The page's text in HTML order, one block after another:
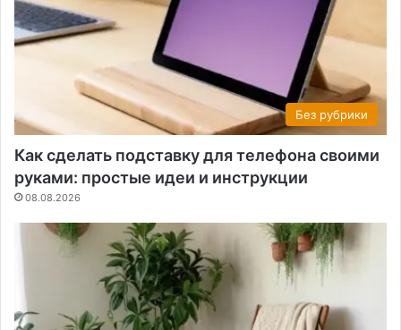
Без рубрики
Как сделать подставку для телефона своими
руками: простые идеи и инструкции
08.08.2026